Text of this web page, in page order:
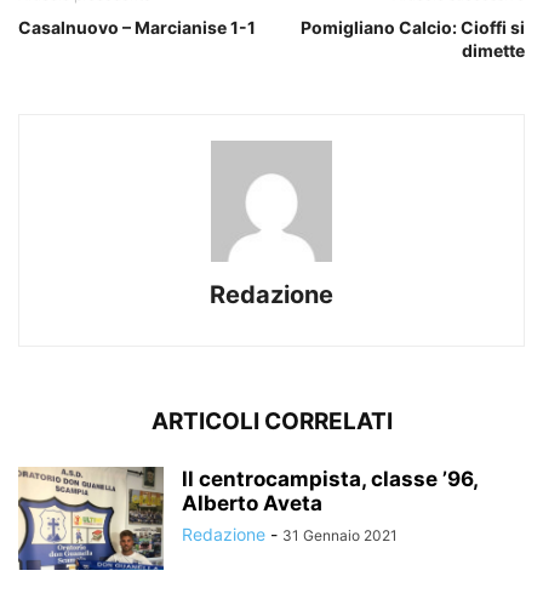
Casalnuovo – Marcianise 1-1
Pomigliano Calcio: Cioffi si
dimette
Redazione
ARTICOLI CORRELATI
ll centrocampista, classe ’96,
Alberto Aveta
Redazione - 31 Gennaio 2021